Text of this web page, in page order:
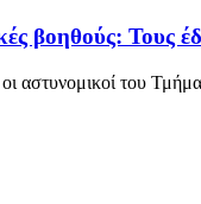
βοηθούς: Τους
αστυνομικοί του